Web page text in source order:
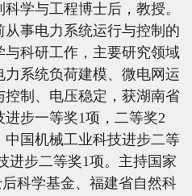
科学与工程博士后，教授。
从事电力系统运行与控制的
与科研工作，主要研究领域
力系统负荷建模、微电网运
控制、电压稳定，获湖南省
进步一等奖1项，二等奖2
中国机械工业科技进步二等
进步二等奖1项。主持国家
科学基金、福建省自然科